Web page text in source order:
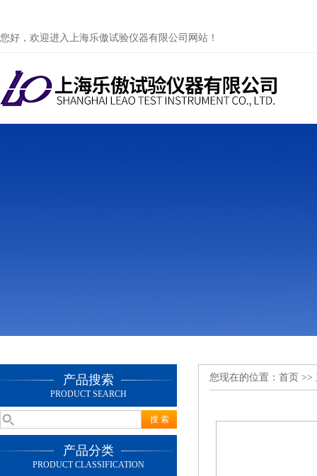
您好，欢迎进入上海乐傲试验仪器有限公司网站！
产品搜索
PRODUCT SEARCH
产品分类
PRODUCT CLASSIFICATION
您现在的位置： 首页 >>